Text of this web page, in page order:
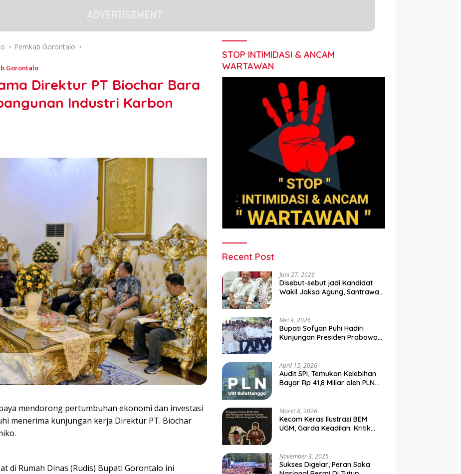
Pemkab Gorontalo
Gorontalo
Direktur PT Biochar Bara
Industri Karbon
mendorong pertumbuhan ekonomi dan investasi
menerima kunjungan kerja Direktur PT. Biochar
di Rumah Dinas (Rudis) Bupati Gorontalo ini
STOP INTIMIDASI & ANCAM
WARTAWAN
Recent Post
Juni 27, 2026
Disebut-sebut jadi Kandidat
Wakil Jaksa Agung, Santrawan
Mei 9, 2026
Bupati Sofyan Puhi Hadiri
Kunjungan Presiden Prabowo
April 15, 2026
Audit SPI, Temukan Kelebihan
Bayar Rp 41,8 Miliar oleh PLN
Maret 8, 2026
Kecam Keras Ilustrasi BEM
UGM, Garda Keadilan: Kritik
Negara
November 9, 2025
Sukses Digelar, Peran Saka